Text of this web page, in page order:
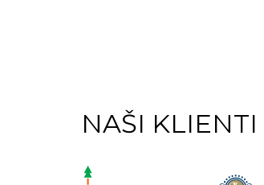
NAŠI KLIENTI